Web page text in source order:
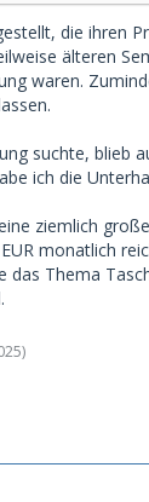
die ihren
älteren
waren.
suchte, blieb
ich die
ziemlich
monatlich
Thema
)